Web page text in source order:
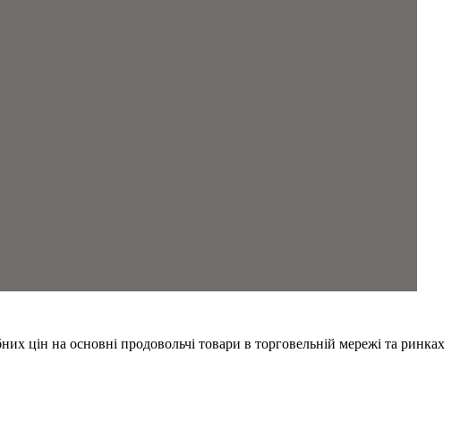
цін на основні продовольчі товари в торговельній мережі та ринках